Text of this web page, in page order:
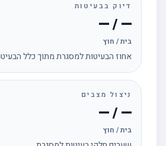
דיוק בבעיטות
— / —
בית / חוץ
אחוז הבעיטות למסגרת מתוך כלל הבעיטות
ניצול מצבים
— / —
בית / חוץ